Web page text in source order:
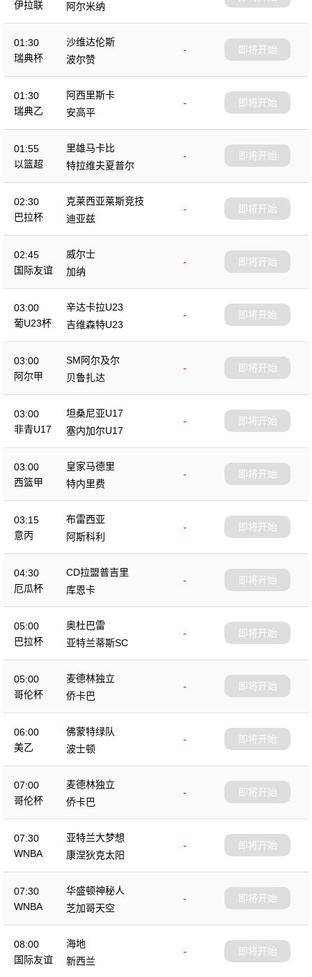
伊拉联
阿尔米纳
01:30
瑞典杯
沙维达伦斯
-
波尔赞
即将开始
01:30
瑞典乙
阿西里斯卡
-
安高平
即将开始
01:55
以篮超
里雄马卡比
-
特拉维夫夏普尔
即将开始
02:30
巴拉杯
克莱西亚莱斯竞技
-
迪亚兹
即将开始
02:45
国际友谊
威尔士
-
加纳
即将开始
03:00
葡U23杯
辛达卡拉U23
-
吉维森特U23
即将开始
03:00
阿尔甲
SM阿尔及尔
-
贝鲁扎达
即将开始
03:00
非青U17
坦桑尼亚U17
-
塞内加尔U17
即将开始
03:00
西篮甲
皇家马德里
-
特内里费
即将开始
03:15
意丙
布雷西亚
-
阿斯科利
即将开始
04:30
厄瓜杯
CD拉盟普吉里
-
库恩卡
即将开始
05:00
巴拉杯
奥杜巴雷
-
亚特兰蒂斯SC
即将开始
05:00
哥伦杯
麦德林独立
-
侨卡巴
即将开始
06:00
美乙
佛蒙特绿队
-
波士顿
即将开始
07:00
哥伦杯
麦德林独立
-
侨卡巴
即将开始
07:30
WNBA
亚特兰大梦想
-
康涅狄克太阳
即将开始
07:30
WNBA
华盛顿神秘人
-
芝加哥天空
即将开始
08:00
国际友谊
海地
-
新西兰
即将开始